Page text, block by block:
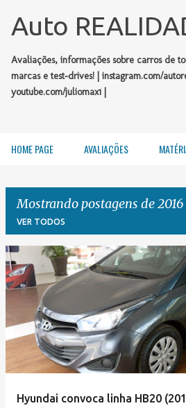
Pular para o
Auto
Avaliações, informações sobre carros de
marcas e test-drives! | instagram.com/
youtube.com/juliomax1 |
HOME PAGE AVALIAÇÕES
Mostrando postagens de 2016
VER TODOS
P
o
s
t
a
g
Hyundai convoca linha HB20